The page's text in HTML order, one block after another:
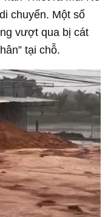
chuyển. Một số
vượt qua bị cát
tại chỗ.